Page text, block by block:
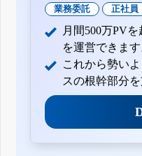
業務委託 正社員
月間500万PV
を運営できます
これから勢い
スの根幹部分